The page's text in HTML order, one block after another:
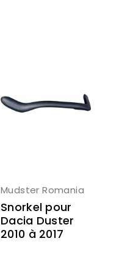
Mudster Romania
Snorkel pour
Dacia Duster
2010 à 2017